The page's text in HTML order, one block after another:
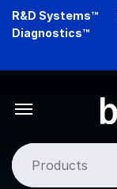
Skip
R&D Systems™
Diagnostics™